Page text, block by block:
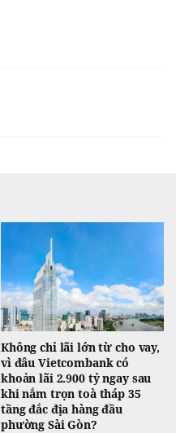
Không chỉ lãi lớn từ cho vay,
vì đâu Vietcombank có
khoản lãi 2.900 tỷ ngay sau
khi nắm trọn toà tháp 35
tầng đắc địa hàng đầu
phường Sài Gòn?